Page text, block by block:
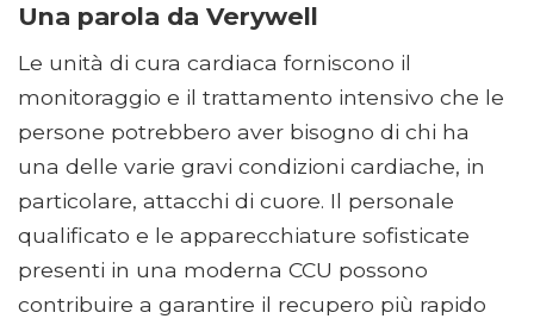
Una parola da Verywell
Le unità di cura cardiaca forniscono il
monitoraggio e il trattamento intensivo che le
persone potrebbero aver bisogno di chi ha
una delle varie gravi condizioni cardiache, in
particolare, attacchi di cuore. Il personale
qualificato e le apparecchiature sofisticate
presenti in una moderna CCU possono
contribuire a garantire il recupero più rapido